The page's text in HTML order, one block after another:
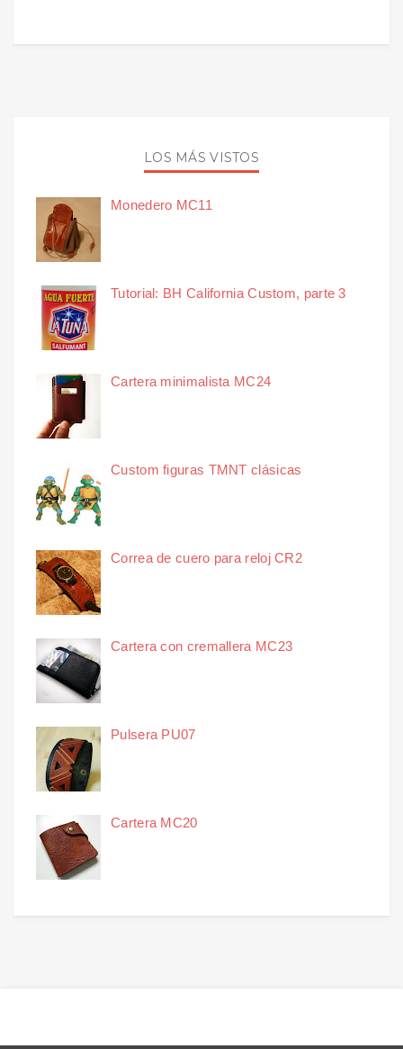
LOS MÁS VISTOS
Monedero MC11
Tutorial: BH California Custom, parte 3
Cartera minimalista MC24
Custom figuras TMNT clásicas
Correa de cuero para reloj CR2
Cartera con cremallera MC23
Pulsera PU07
Cartera MC20